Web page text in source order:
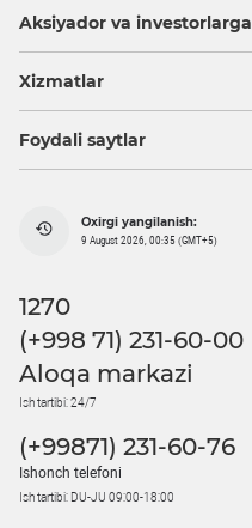
Aksiyador va investorlarga
Xizmatlar
Foydali saytlar
Oxirgi yangilanish:
9 August 2026, 00:35 (GMT+5)
1270
(+998 71) 231-60-00
Aloqa markazi
Ish tartibi: 24/7
(+99871) 231-60-76
Ishonch telefoni
Ish tartibi: DU-JU 09:00-18:00